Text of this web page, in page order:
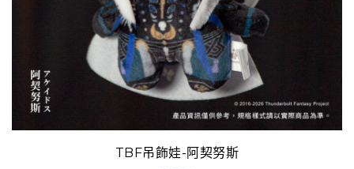
TBF吊飾娃-阿契努斯